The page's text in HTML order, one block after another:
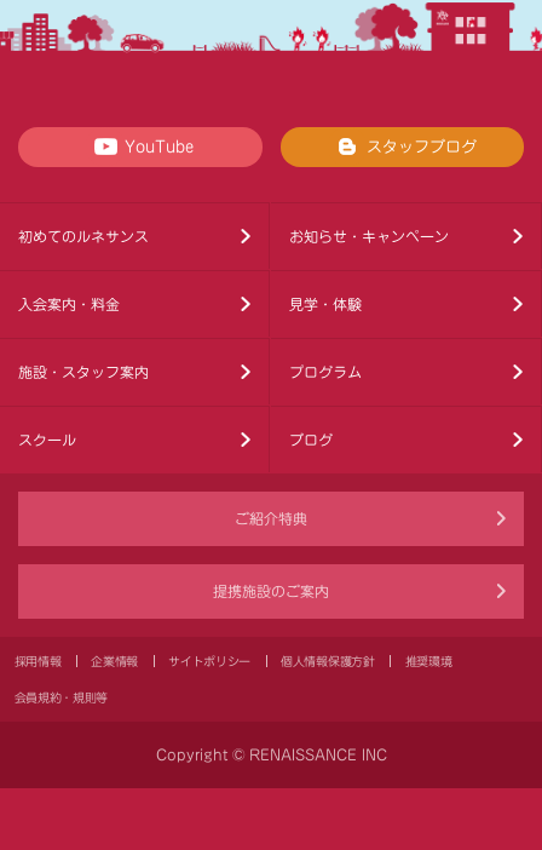
YouTube スタッフブログ
初めてのルネサンス お知らせ・キャンペーン
入会案内・料金 見学・体験
施設・スタッフ案内 プログラム
スクール ブログ
ご紹介特典
提携施設のご案内
採用情報 企業情報 サイトポリシー 個人情報保護方針 推奨環境
会員規約・規則等
Copyright © RENAISSANCE INC